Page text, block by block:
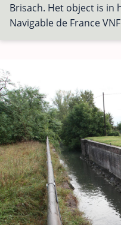
Brisach. Het object is in
Navigable de France